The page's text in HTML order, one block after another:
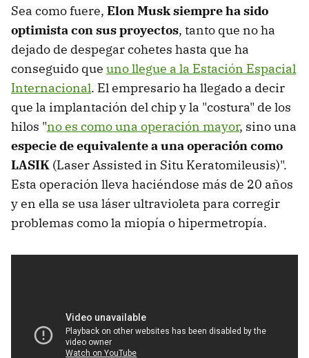
Sea como fuere, Elon Musk siempre ha sido
optimista con sus proyectos, tanto que no ha
dejado de despegar cohetes hasta que ha
conseguido que uno llegue a la Estación Espacial
Internacional. El empresario ha llegado a decir
que la implantación del chip y la "costura" de los
hilos "no es como una operación mayor, sino una
especie de equivalente a una operación como
LASIK (Laser Assisted in Situ Keratomileusis)".
Esta operación lleva haciéndose más de 20 años
y en ella se usa láser ultravioleta para corregir
problemas como la miopía o hipermetropía.